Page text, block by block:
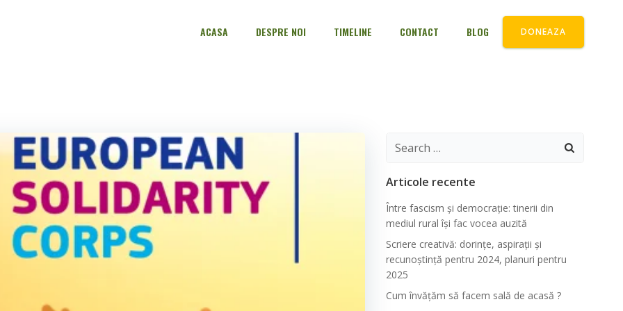
ACASA DESPRE NOI TIMELINE CONTACT BLOG DONEAZA
Search
Articole recente
Între fascism și democrație: tinerii din
mediul rural își fac vocea auzită
Scriere creativă: dorințe, aspirații și
recunoștință pentru 2024, planuri pentru
2025
Cum învățăm să facem sală de acasă ?